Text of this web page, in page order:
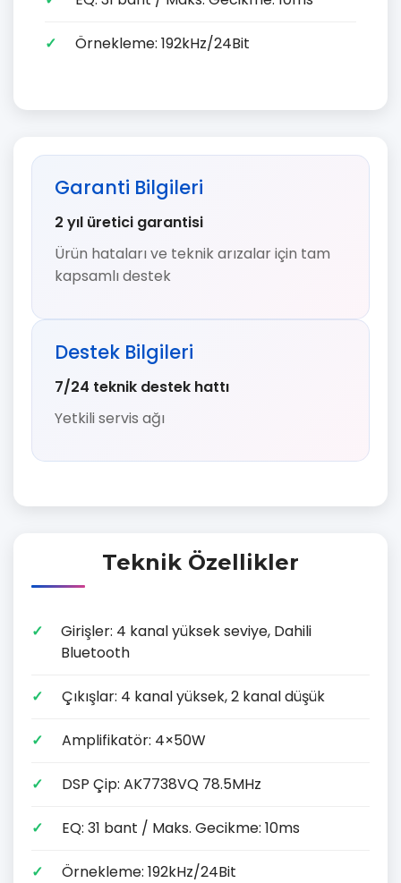
Örnekleme: 192kHz/24Bit
Garanti Bilgileri
2 yıl üretici garantisi
Ürün hataları ve teknik arızalar için tam
kapsamlı destek
Destek Bilgileri
7/24 teknik destek hattı
Yetkili servis ağı
Teknik Özellikler
Girişler: 4 kanal yüksek seviye, Dahili
Bluetooth
Çıkışlar: 4 kanal yüksek, 2 kanal düşük
Amplifikatör: 4×50W
DSP Çip: AK7738VQ 78.5MHz
EQ: 31 bant / Maks. Gecikme: 10ms
Örnekleme: 192kHz/24Bit